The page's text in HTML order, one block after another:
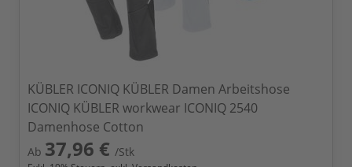
KÜBLER ICONIQ KÜBLER Damen Arbeitshose
ICONIQ KÜBLER workwear ICONIQ 2540
Damenhose Cotton
Ab 37,96 € /Stk